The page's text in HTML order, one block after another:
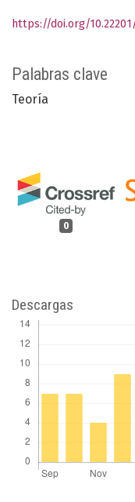
Palabras clave
Teoría
0
https://doi.org/
Descargas